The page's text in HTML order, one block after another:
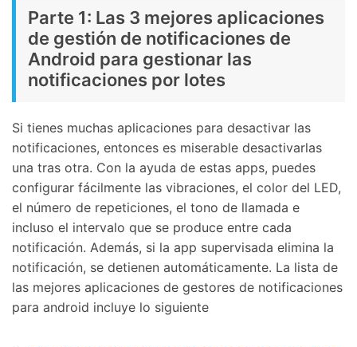
Parte 1: Las 3 mejores aplicaciones
de gestión de notificaciones de
Android para gestionar las
notificaciones por lotes
Si tienes muchas aplicaciones para desactivar las
notificaciones, entonces es miserable desactivarlas
una tras otra. Con la ayuda de estas apps, puedes
configurar fácilmente las vibraciones, el color del LED,
el número de repeticiones, el tono de llamada e
incluso el intervalo que se produce entre cada
notificación. Además, si la app supervisada elimina la
notificación, se detienen automáticamente. La lista de
las mejores aplicaciones de gestores de notificaciones
para android incluye lo siguiente